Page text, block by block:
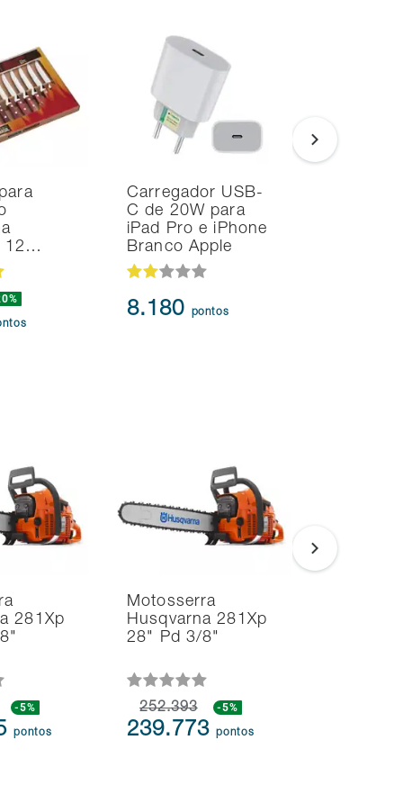
12…
Carregador USB-
C de 20W para
iPad Pro e iPhone
Branco Apple
8.180 pontos
281Xp
-5%
pontos
Motosserra
Husqvarna 281Xp
28" Pd 3/8"
252.393 -5%
239.773pontos